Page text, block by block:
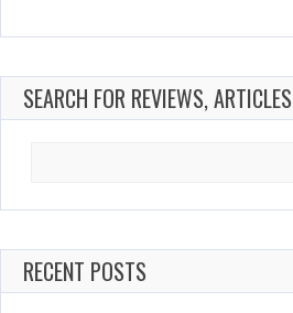
SEARCH FOR REVIEWS,
RECENT POSTS